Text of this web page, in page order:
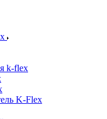
k-flex
K-Flex